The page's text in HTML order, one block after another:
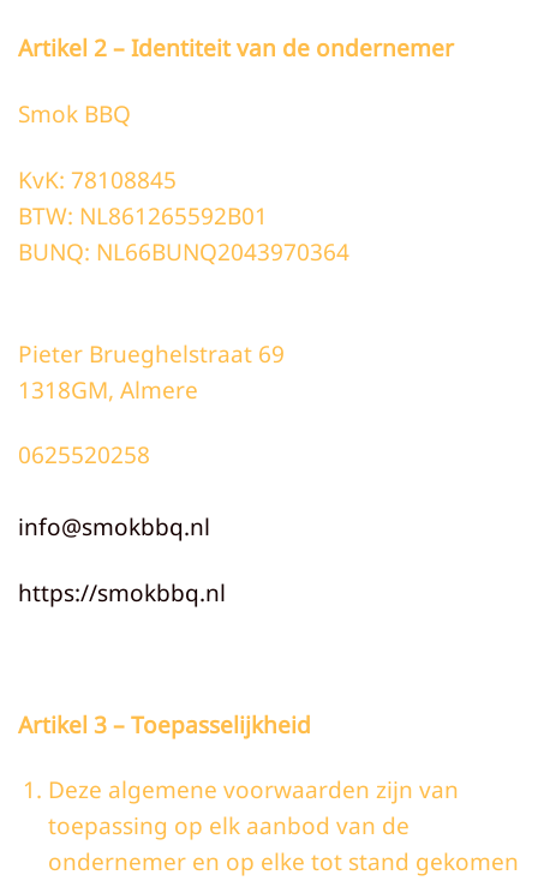
Artikel 2 – Identiteit van de ondernemer
Smok BBQ
KvK: 78108845
BTW: NL861265592B01
BUNQ: NL66BUNQ2043970364
Pieter Brueghelstraat 69
1318GM, Almere
0625520258
info@smokbbq.nl
https://smokbbq.nl
Artikel 3 – Toepasselijkheid
Deze algemene voorwaarden zijn van
toepassing op elk aanbod van de
ondernemer en op elke tot stand gekomen